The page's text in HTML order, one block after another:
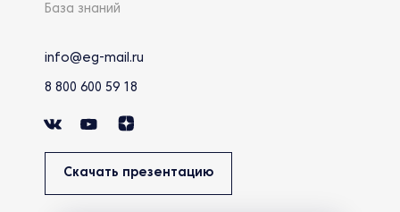
База знаний
info@eg-mail.ru
8 800 600 59 18
Скачать презентацию